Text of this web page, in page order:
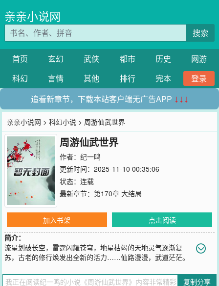
亲亲小说网
搜索
首页 玄幻 武侠 都市 历史
网游
科幻
言情 其他 排行 完本
登录
追看新章节，下载本站客户端无广告APP ↓↓↓
亲亲小说网 >科幻小说 > 周游仙武世界
周游仙武世界
作者： 纪一鸣
更新时间：2025-11-10 00:35:06
状态：连载
最新章节： 第170章 大结局
加入书架
点击阅读
简介：
流星划破长空，雷霆闪耀苍穹，地星枯竭的天地灵气逐渐复
苏，古老的修行焕发出全新的活力……仙路漫漫，武道茫茫。
您要是觉得《周游仙武世界》还不错的话请不要忘记向您QQ群和微博
复制分享